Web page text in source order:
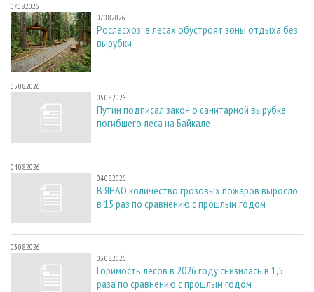
07.08.2026
07.08.2026
Рослесхоз: в лесах обустроят зоны отдыха без
вырубки
05.08.2026
05.08.2026
Путин подписал закон о санитарной вырубке
погибшего леса на Байкале
04.08.2026
04.08.2026
В ЯНАО количество грозовых пожаров выросло
в 15 раз по сравнению с прошлым годом
03.08.2026
03.08.2026
Горимость лесов в 2026 году снизилась в 1,5
раза по сравнению с прошлым годом